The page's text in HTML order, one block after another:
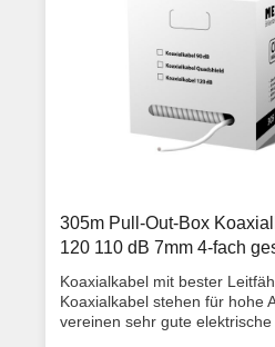
305m Pull-Out-Box
120 110 dB 7mm 4-fach
Koaxialkabel mit bester
Koaxialkabel stehen für hohe
vereinen sehr gute